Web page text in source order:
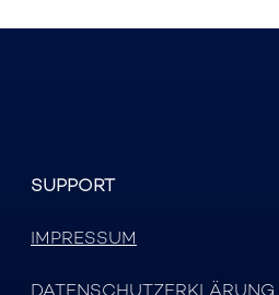
SUPPORT
IMPRESSUM
DATENSCHUTZERKLÄRUNG